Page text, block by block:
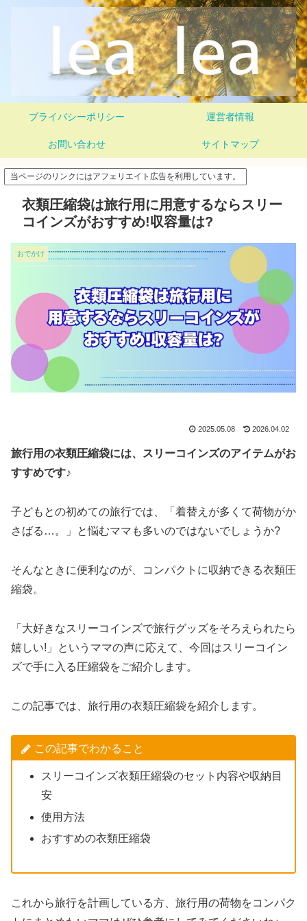
プライバシーポリシー 運営者情報
お問い合わせ サイトマップ
当ページのリンクにはアフェリエイト広告を利用しています。
衣類圧縮袋は旅行用に用意するならスリー
コインズがおすすめ!収容量は?
おでかけ
2025.05.08 2026.04.02
旅行用の衣類圧縮袋には、スリーコインズのアイテムがお
すすめです♪
子どもとの初めての旅行では、「着替えが多くて荷物がか
さばる…。」と悩むママも多いのではないでしょうか?
そんなときに便利なのが、コンパクトに収納できる衣類圧
縮袋。
「大好きなスリーコインズで旅行グッズをそろえられたら
嬉しい!」というママの声に応えて、今回はスリーコイン
ズで手に入る圧縮袋をご紹介します。
この記事では、旅行用の衣類圧縮袋を紹介します。
この記事でわかること
スリーコインズ衣類圧縮袋のセット内容や収納目
安
使用方法
おすすめの衣類圧縮袋
これから旅行を計画している方、旅行用の荷物をコンパク